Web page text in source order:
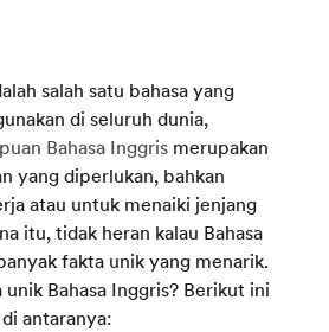
salah satu bahasa yang
di seluruh dunia,
Bahasa Inggris merupakan
yang diperlukan, bahkan
atau untuk menaiki jenjang
itu, tidak heran kalau Bahasa
fakta unik yang menarik.
Bahasa Inggris? Berikut ini
antaranya: